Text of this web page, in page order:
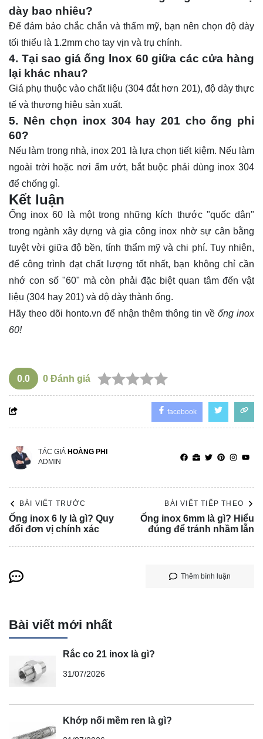
dày bao nhiêu?
Để đảm bảo chắc chắn và thẩm mỹ, bạn nên chọn độ dày
tối thiểu là 1.2mm cho tay vịn và trụ chính.
4. Tại sao giá ống lnox 60 giữa các cửa hàng
lại khác nhau?
Giá phụ thuộc vào chất liệu (304 đắt hơn 201), độ dày thực
tế và thương hiệu sản xuất.
5. Nên chọn inox 304 hay 201 cho ống phi
60?
Nếu làm trong nhà, inox 201 là lựa chọn tiết kiệm. Nếu làm
ngoài trời hoặc nơi ẩm ướt, bắt buộc phải dùng inox 304
để chống gỉ.
Kết luận
Ống inox 60 là một trong những kích thước "quốc dân"
trong ngành xây dựng và gia công inox nhờ sự cân bằng
tuyệt vời giữa độ bền, tính thẩm mỹ và chi phí. Tuy nhiên,
để công trình đạt chất lượng tốt nhất, bạn không chỉ cần
nhớ con số "60" mà còn phải đặc biệt quan tâm đến vật
liệu (304 hay 201) và độ dày thành ống.
Hãy theo dõi honto.vn để nhận thêm thông tin về ống inox
60!
0.0 0 Đánh giá
facebook
TÁC GIẢ HOÀNG PHI
ADMIN
BÀI VIẾT TRƯỚC
Ống inox 6 ly là gì? Quy
đổi đơn vị chính xác
BÀI VIẾT TIẾP THEO
Ống inox 6mm là gì? Hiểu
đúng để tránh nhầm lẫn
Thêm bình luận
Bài viết mới nhất
Rắc co 21 inox là gì?
31/07/2026
Khớp nối mềm ren là gì?